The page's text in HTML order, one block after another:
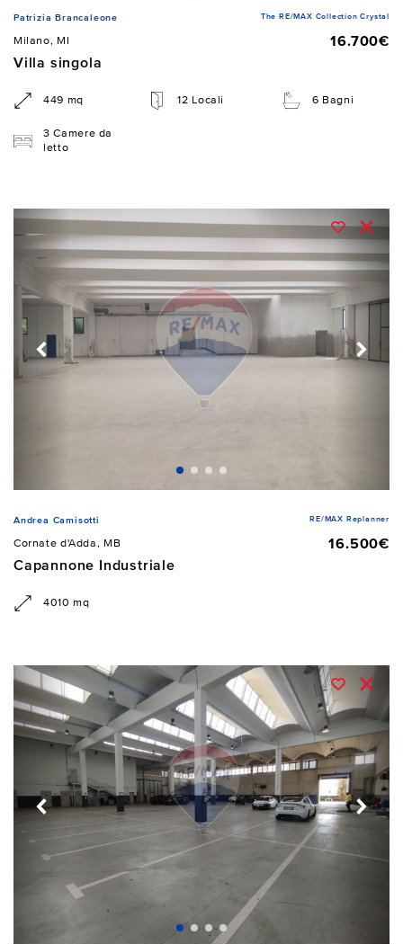
Patrizia Brancaleone The RE/MAX Collection Crystal
Milano, MI
16.700€
Villa singola
449 mq 12 Locali 6 Bagni
3 Camere da
letto
Andrea Camisotti RE/MAX Replanner
Cornate d'Adda, MB
16.500€
Capannone Industriale
4010 mq